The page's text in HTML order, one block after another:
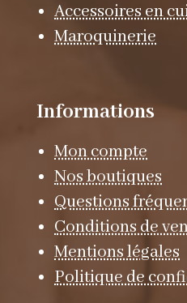
Accessoires en
Maroquinerie
Informations
Mon compte
Nos boutiques
Questions
Conditions de
Mentions légales
Politique de